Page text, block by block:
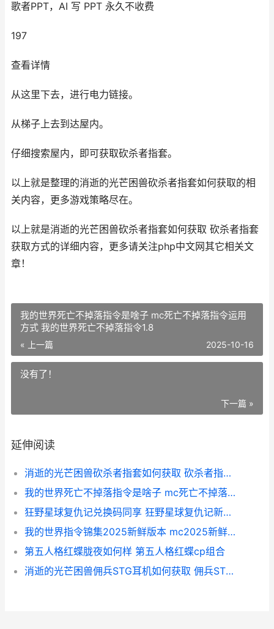
歌者PPT，AI 写 PPT 永久不收费
197
查看详情
从这里下去，进行电力链接。
从梯子上去到达屋内。
仔细搜索屋内，即可获取砍杀者指套。
​​​​​​​​​​​​​​​​​​​​​​​​​​​​​​​​​​​​​​​​​​​​​​​​​​​​​​​​​​​​​​​​​​​​​​​​​​​​​​​​​​​​​​​​​​​​​​​​​​​​​​​​​​​​​​​​​​​​​​​​​​​​​​​​​​​​​​​​​​​​​​​​​​​​​​​​​​​​​​​​​​​​​​​​​​​​​​​​​​​​​​​​​​​​​​​​​​​​​​​​​​​​​​​​​​​​​​​​​​​​​​​​​​​​​​​​​​​​​​​​​​​​​​​​​​​​​​​​​​​​​​​​​​​​​​​​​​​​​​​​​​​​​​​​​​​​​​​​​​​​​​​​​​​​​​​​​​​​​​​​​​​​​​​​​​​​​​​​​​​​​​​​​​​​​​​​​​​​​​​​​​​​​​​​​​​​​​​​​​​​​​​​​​以上就是整理的消逝的光芒困兽砍杀者指套如何获取的相
关内容，更多游戏策略尽在。​​​​​​​​​​​​​​​​​​​​​​​​​​​​​​​​​​​​​​​​​​​​​​​​​​​​
以上就是消逝的光芒困兽砍杀者指套如何获取 砍杀者指套
获取方式的详细内容，更多请关注php中文网其它相关文
章！
我的世界死亡不掉落指令是啥子 mc死亡不掉落指令运用
方式 我的世界死亡不掉落指令1.8
« 上一篇 2025-10-16
没有了！
下一篇 »
延伸阅读
消逝的光芒困兽砍杀者指套如何获取 砍杀者指套获取方式 消逝的光芒困兽配置要求
我的世界死亡不掉落指令是啥子 mc死亡不掉落指令运用方式 我的世界死亡不掉落指令1.8
狂野星球复仇记兑换码同享 狂野星球复仇记新鲜2025兑换码锦集 狂野星球复仇记君子报仇攻略
我的世界指令锦集2025新鲜版本 mc2025新鲜作弊指令集合 我的世界指令大全加经验
第五人格红蝶胧夜如何样 第五人格红蝶cp组合
消逝的光芒困兽佣兵STG耳机如何获取 佣兵STG耳机获取方式 消逝的光芒困兽露西杀不杀